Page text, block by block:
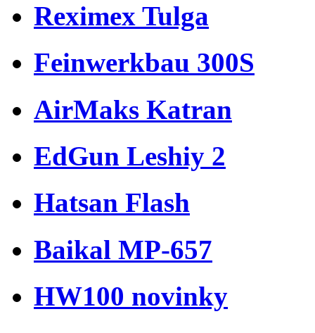
Reximex Tulga
Feinwerkbau 300S
AirMaks Katran
EdGun Leshiy 2
Hatsan Flash
Baikal MP-657
HW100 novinky